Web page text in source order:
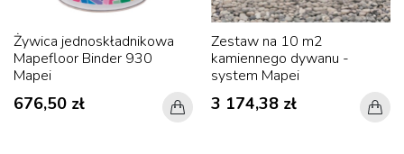
Żywica jednoskładnikowa
Mapefloor Binder 930
Mapei
676,50 zł
Zestaw na 10 m2
kamiennego dywanu -
system Mapei
3 174,38 zł